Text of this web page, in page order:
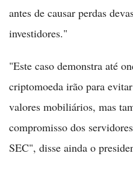
antes de causar perdas
investidores."
"Este caso demonstra até
criptomoeda irão para
valores mobiliários, mas
compromisso dos
SEC", disse ainda o